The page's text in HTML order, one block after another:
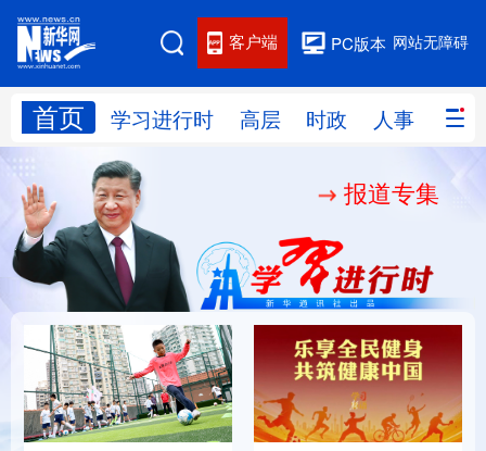
网站无障碍
PC版本
客户端
首页 学习进行时 高层 时政 人事 国际
网站地图
学习进行时 人事
国际 财经 网评
思客智库 全球连线 教育
科技 科创 量子 体育
文化 书画 健康 军事
报道专集